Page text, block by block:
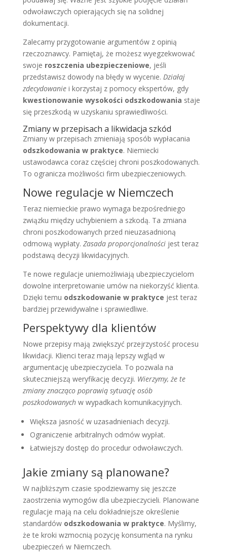
odwoławczych opierających się na solidnej
dokumentacji.
Zalecamy przygotowanie argumentów z opinią
rzeczoznawcy. Pamiętaj, że możesz wyegzekwować
swoje roszczenia ubezpieczeniowe, jeśli
przedstawisz dowody na błędy w wycenie. Działaj
zdecydowaniei korzystaj z pomocy ekspertów, gdy
kwestionowanie wysokości odszkodowania staje
się przeszkodą w uzyskaniu sprawiedliwości.
Zmiany w przepisach a likwidacja szkód
Zmiany w przepisach zmieniają sposób wypłacania
odszkodowania w praktyce. Niemiecki
ustawodawca coraz częściej chroni poszkodowanych.
To ogranicza możliwości firm ubezpieczeniowych.
Nowe regulacje w Niemczech
Teraz niemieckie prawo wymaga bezpośredniego
związku między uchybieniem a szkodą. Ta zmiana
chroni poszkodowanych przed nieuzasadnioną
odmową wypłaty. Zasada proporcjonalnościjest teraz
podstawą decyzji likwidacyjnych.
Te nowe regulacje uniemożliwiają ubezpieczycielom
dowolne interpretowanie umów na niekorzyść klienta.
Dzięki temu odszkodowanie w praktyce jest teraz
bardziej przewidywalne i sprawiedliwe.
Perspektywy dla klientów
Nowe przepisy mają zwiększyć przejrzystość procesu
likwidacji. Klienci teraz mają lepszy wgląd w
argumentację ubezpieczyciela. To pozwala na
skuteczniejszą weryfikację decyzji. Wierzymy, że te
zmiany znacząco poprawią sytuację osób
poszkodowanychw wypadkach komunikacyjnych.
Większa jasność w uzasadnieniach decyzji.
Ograniczenie arbitralnych odmów wypłat.
Łatwiejszy dostęp do procedur odwoławczych.
Jakie zmiany są planowane?
W najbliższym czasie spodziewamy się jeszcze
zaostrzenia wymogów dla ubezpieczycieli. Planowane
regulacje mają na celu dokładniejsze określenie
standardów odszkodowania w praktyce. Myślimy,
że te kroki wzmocnią pozycję konsumenta na rynku
ubezpieczeń w Niemczech.